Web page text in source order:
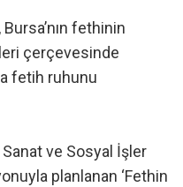
fethinin
çerçevesinde
fetih ruhunu
ve Sosyal İşler
planlanan ‘Fethin